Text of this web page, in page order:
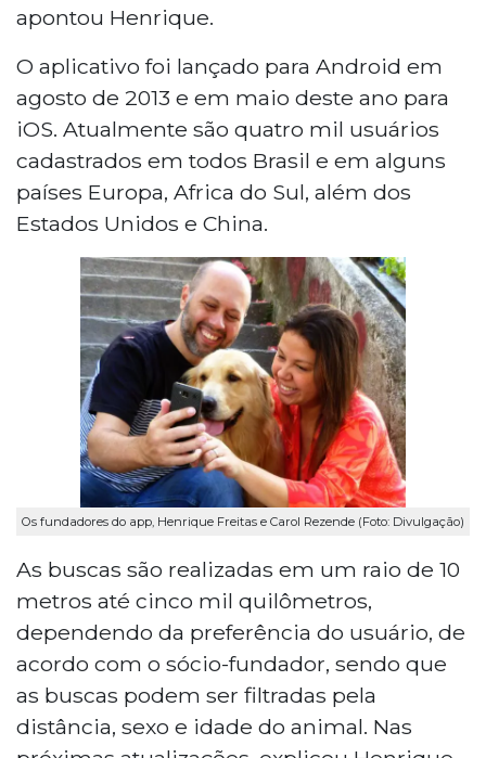
apontou Henrique.
O aplicativo foi lançado para Android em
agosto de 2013 e em maio deste ano para
iOS. Atualmente são quatro mil usuários
cadastrados em todos Brasil e em alguns
países Europa, Africa do Sul, além dos
Estados Unidos e China.
Os fundadores do app, Henrique Freitas e Carol Rezende (Foto: Divulgação)
As buscas são realizadas em um raio de 10
metros até cinco mil quilômetros,
dependendo da preferência do usuário, de
acordo com o sócio-fundador, sendo que
as buscas podem ser filtradas pela
distância, sexo e idade do animal. Nas